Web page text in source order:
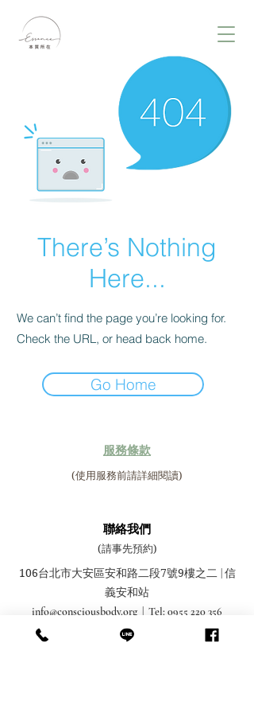
There’s Nothing
Here...
We can’t find the page you’re looking for.
Check the URL, or head back home.
Go Home
​服務條款
(使用服務前請詳細閱讀)
聯絡我們
(請事先預約)
106台北市大安區安和路二段7號9樓之二 信
義安和站
info@consciousbody.org| Tel:0955 220 356